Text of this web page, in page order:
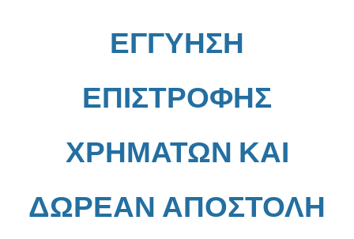
ΕΓΓΥΗΣΗ
ΕΠΙΣΤΡΟΦΗΣ
ΧΡΗΜΑΤΩΝ ΚΑΙ
ΔΩΡΕΑΝ ΑΠΟΣΤΟΛΗ